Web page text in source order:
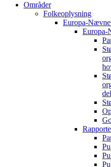
Områder
Folkeoplysning
Europa-
Europa-